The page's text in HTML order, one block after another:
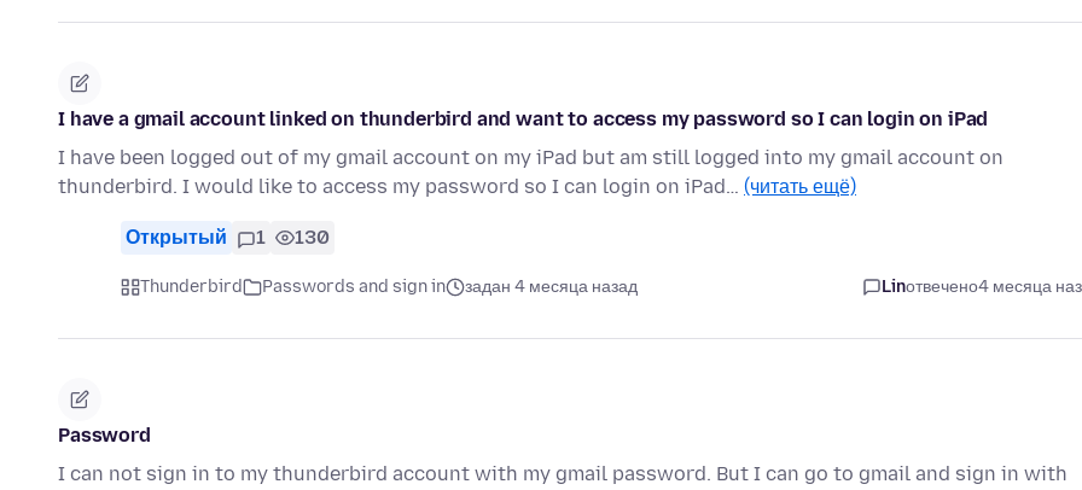
I have a gmail account linked on thunderbird and want to access my password so I can login on iPad
I have been logged out of my gmail account on my iPad but am still logged into my gmail account on
thunderbird. I would like to access my password so I can login on iPad… (читать ещё)
Открытый 1 130
Thunderbird Passwords and sign in задан 4 месяца назад Linотвечено4 месяца
Password
I can not sign in to my thunderbird account with my gmail password. But I can go to gmail and sign in with